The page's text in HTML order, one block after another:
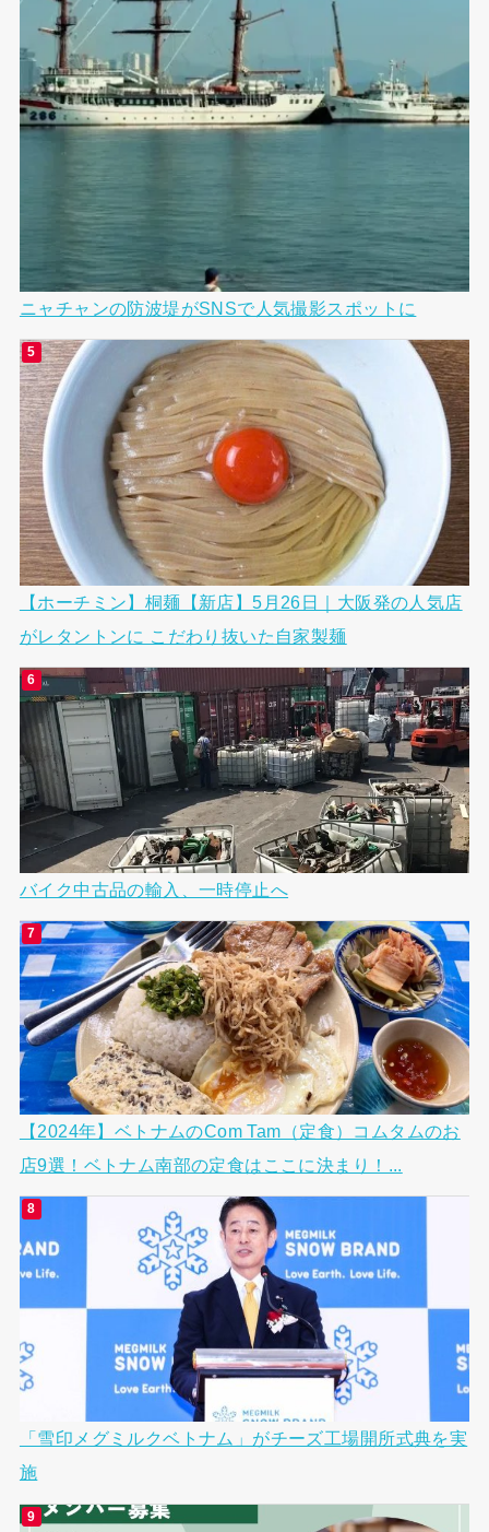
ニャチャンの防波堤がSNSで人気撮影スポットに
【ホーチミン】桐麺【新店】5月26日｜大阪発の人気店
がレタントンに こだわり抜いた自家製麺
バイク中古品の輸入、一時停止へ
【2024年】ベトナムのCom Tam（定食）コムタムのお
店9選！ベトナム南部の定食はここに決まり！...
「雪印メグミルクベトナム」がチーズ工場開所式典を実
施